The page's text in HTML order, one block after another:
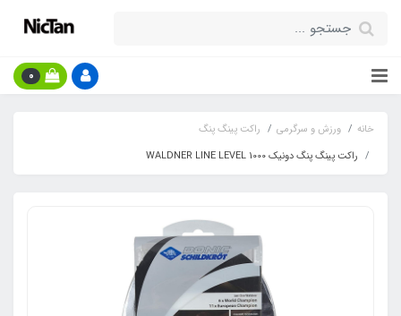
0
خانه ورزش و سرگرمی
راکت پینگ پنگ
راکت پینگ پنگ دونیک WALDNER LINE LEVEL 1000